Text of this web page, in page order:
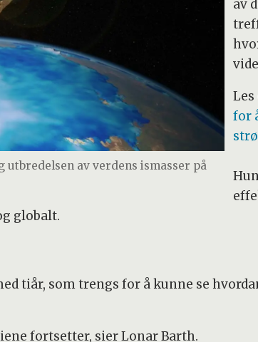
av verdens ismasser på
av
for
globalt.
tiår, som trengs for å kunne se
fortsetter, sier Lonar Barth.